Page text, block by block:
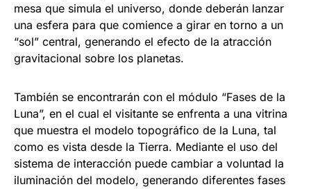
mesa que simula el universo, donde deberán lanzar
una esfera para que comience a girar en torno a un
“sol” central, generando el efecto de la atracción
gravitacional sobre los planetas.
También se encontrarán con el módulo “Fases de la
Luna”, en el cual el visitante se enfrenta a una vitrina
que muestra el modelo topográfico de la Luna, tal
como es vista desde la Tierra. Mediante el uso del
sistema de interacción puede cambiar a voluntad la
iluminación del modelo, generando diferentes fases